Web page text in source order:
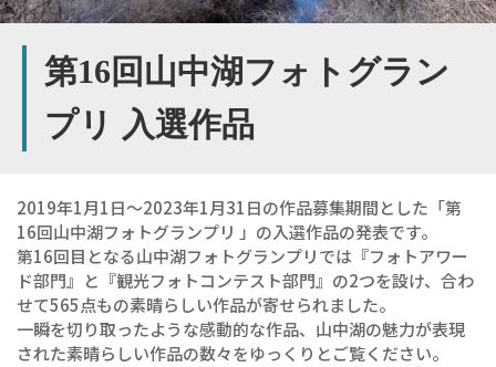
第16回山中湖フォトグラン
プリ 入選作品
2019年1月1日～2023年1月31日の作品募集期間とした「第
16回山中湖フォトグランプリ 」の入選作品の発表です。
第16回目となる山中湖フォトグランプリでは『フォトアワー
ド部門』と『観光フォトコンテスト部門』の2つを設け、合わ
せて565点もの素晴らしい作品が寄せられました。
一瞬を切り取ったような感動的な作品、山中湖の魅力が表現
された素晴らしい作品の数々をゆっくりとご覧ください。